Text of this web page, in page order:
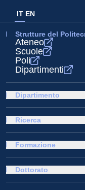
IT EN
Strutture del
Ateneo
Scuole
Poli
Dipartimenti
Dipartimento
Ricerca
Formazione
Dottorato